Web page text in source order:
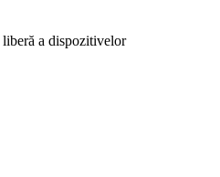
a dispozitivelor